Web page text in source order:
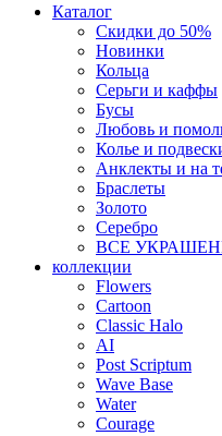
Каталог
Скидки до 50%
Новинки
Кольца
Серьги и каффы
Бусы
Любовь и
Колье и
Анклекты и на
Браслеты
Золото
Серебро
ВСЕ
коллекции
Flowers
Cartoon
Classic Halo
AI
Post Scriptum
Wave Base
Water
Courage